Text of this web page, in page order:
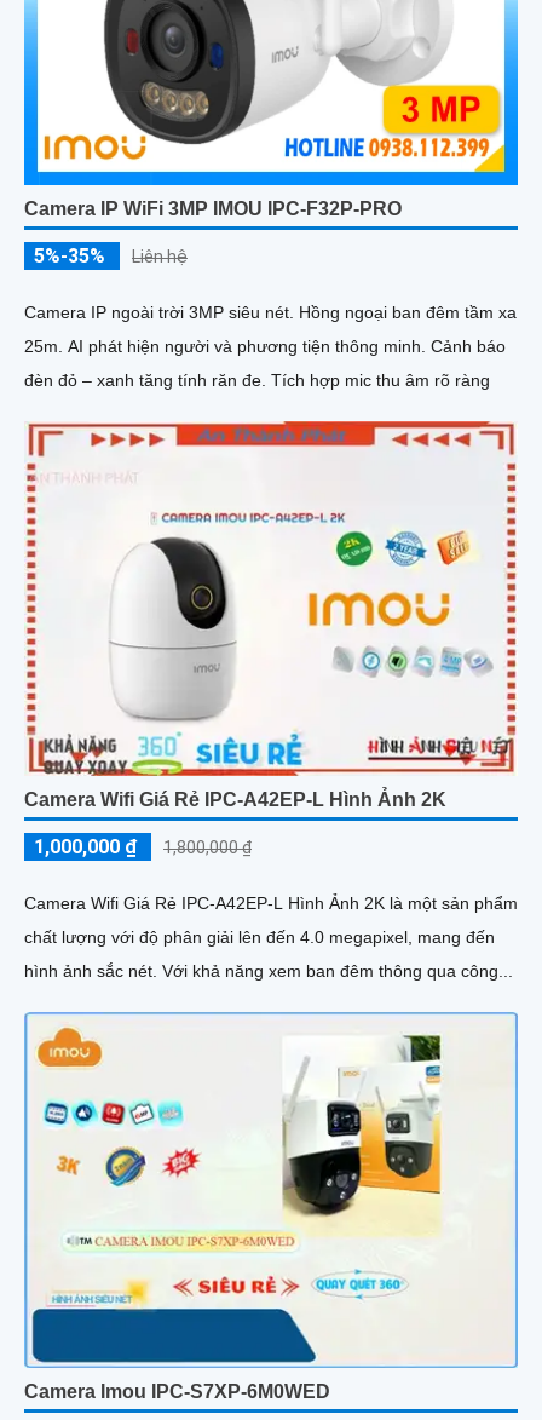
Camera IP WiFi 3MP IMOU IPC-F32P-PRO
5%-35% Liên hệ
Camera IP ngoài trời 3MP siêu nét. Hồng ngoại ban đêm tầm xa
25m. AI phát hiện người và phương tiện thông minh. Cảnh báo
đèn đỏ – xanh tăng tính răn đe. Tích hợp mic thu âm rõ ràng
Camera Wifi Giá Rẻ IPC-A42EP-L Hình Ảnh 2K
1,000,000 ₫ 1,800,000 ₫
Camera Wifi Giá Rẻ IPC-A42EP-L Hình Ảnh 2K là một sản phẩm
chất lượng với độ phân giải lên đến 4.0 megapixel, mang đến
hình ảnh sắc nét. Với khả năng xem ban đêm thông qua công...
Camera Imou IPC-S7XP-6M0WED